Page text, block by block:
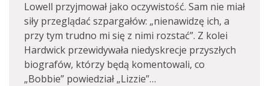
Lowell przyjmował jako oczywistość. Sam nie miał
siły przeglądać szpargałów: „nienawidzę ich, a
przy tym trudno mi się z nimi rozstać”. Z kolei
Hardwick przewidywała niedyskrecje przyszłych
biografów, którzy będą komentowali, co
„Bobbie” powiedział „Lizzie”…